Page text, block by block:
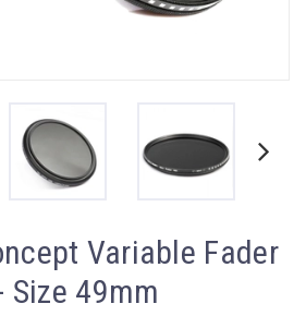
Variable Fader
Size 49mm